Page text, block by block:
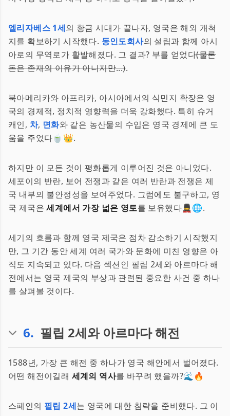
엘리자베스 1세의 황금 시대가 끝나자, 영국은 해외 개척
지를 확보하기 시작했다. 동인도회사의 설립과 함께 아시
아로의 무역로가 활발해졌다. 그 결과? 부를 얻었다(물론
돈은 존재의 이유가 아니지만...).
북아메리카와 아프리카, 아시아에서의 식민지 확장은 영
국의 경제적, 정치적 영향력을 더욱 강화했다. 특히 슈거
캐인, 차, 면화와 같은 농산물의 수입은 영국 경제에 큰 도
움을 주었다🍵👑.
하지만 이 모든 것이 평화롭게 이루어진 것은 아니었다.
세포이의 반란, 보어 전쟁과 같은 여러 반란과 전쟁은 제
국 내부의 불안정성을 보여주었다. 그럼에도 불구하고, 영
국 제국은세계에서 가장 넓은 영토를 보유했다💂🌐.
세기의 흐름과 함께 영국 제국은 점차 감소하기 시작했지
만, 그 기간 동안 세계 여러 국가와 문화에 미친 영향은 아
직도 지속되고 있다. 다음 섹션인 필립 2세와 아르마다 해
전에서는 영국 제국의 부상과 관련된 중요한 사건 중 하나
를 살펴볼 것이다.
6. 필립 2세와 아르마다 해전
1588년, 가장 큰 해전 중 하나가 영국 해안에서 벌어졌다.
어떤 해전이길래 세계의 역사를 바꾸려 했을까?🌊🔥
스페인의 필립 2세는 영국에 대한 침략을 준비했다. 그 이